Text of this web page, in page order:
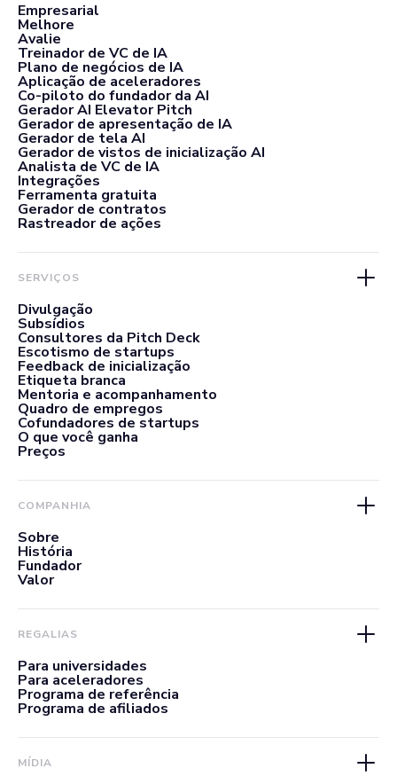
Empresarial
Melhore
Avalie
Treinador de VC de IA
Plano de negócios de IA
Aplicação de aceleradores
Co-piloto do fundador da AI
Gerador AI Elevator Pitch
Gerador de apresentação de IA
Gerador de tela AI
Gerador de vistos de inicialização AI
Analista de VC de IA
Integrações
Ferramenta gratuita
Gerador de contratos
Rastreador de ações
SERVIÇOS
Divulgação
Subsídios
Consultores da Pitch Deck
Escotismo de startups
Feedback de inicialização
Etiqueta branca
Mentoria e acompanhamento
Quadro de empregos
Cofundadores de startups
O que você ganha
Preços
COMPANHIA
Sobre
História
Fundador
Valor
REGALIAS
Para universidades
Para aceleradores
Programa de referência
Programa de afiliados
MÍDIA